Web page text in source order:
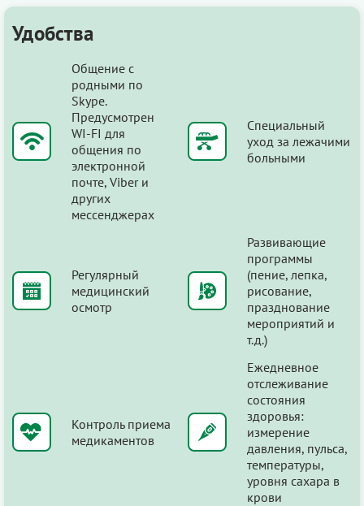
Удобства
Общение с
родными по
Skype.
Предусмотрен
WI-FI для
общения по
электронной
почте, Viber и
других
мессенджерах
Специальный
уход за лежачими
больными
Регулярный
медицинский
осмотр
Развивающие
программы
(пение, лепка,
рисование,
празднование
мероприятий и
т.д.)
Контроль приема
медикаментов
Ежедневное
отслеживание
состояния
здоровья:
измерение
давления, пульса,
температуры,
уровня сахара в
крови